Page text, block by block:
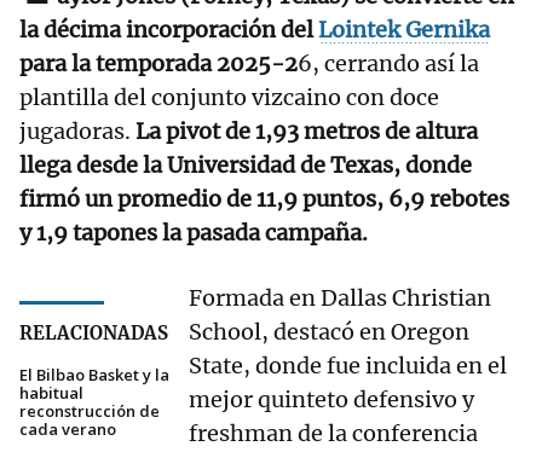
la décima incorporación delLointek Gernika
para la temporada 2025-26, cerrando así la
plantilla del conjunto vizcaino con doce
jugadoras. La pivot de 1,93 metros de altura
llega desde la Universidad de Texas, donde
firmó un promedio de 11,9 puntos, 6,9 rebotes
y 1,9 tapones la pasada campaña.
RELACIONADAS
El Bilbao Basket y la
habitual
reconstrucción de
cada verano
Formada en Dallas Christian
School, destacó en Oregon
State, donde fue incluida en el
mejor quinteto defensivo y
freshman de la conferencia